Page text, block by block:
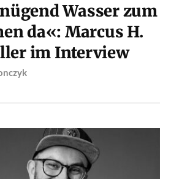
Wasser zum
da«: Marcus H.
im Interview